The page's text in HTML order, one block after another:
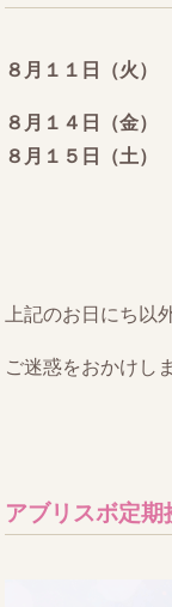
８月１１日（火）
８月１４日（金
８月１５日（土
上記のお日にち以
ご迷惑をおかけし
アブリスボ定期